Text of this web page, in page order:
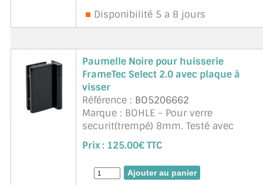
Disponibilité 5 a 8 jours
Paumelle Noire pour huisserie
FrameTec Select 2.0 avec plaque à
visser
Référence : BO5206662
Marque : BOHLE - Pour verre
securit(trempé) 8mm. Testé avec
500.000 cycles de fermeture . Classe
de protection contre la corrosion 3.
Utilisable en DIN droite et DIN gauche .
Les paumelles pour portes ...
Prix : 125.00€ TTC